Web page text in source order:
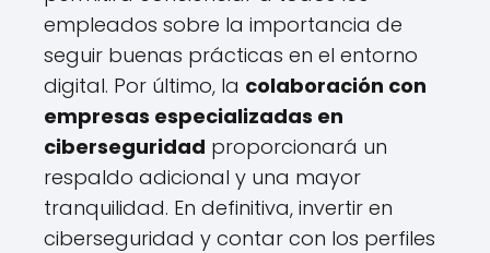
empleados sobre la importancia de
seguir buenas prácticas en el entorno
digital. Por último, la colaboración con
empresas especializadas en
ciberseguridad proporcionará un
respaldo adicional y una mayor
tranquilidad. En definitiva, invertir en
ciberseguridad y contar con los perfiles